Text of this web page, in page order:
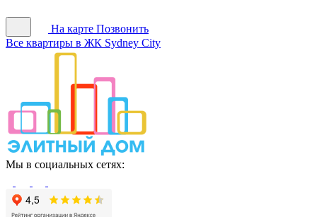
На карте Позвонить
Все квартиры в ЖК Sydney City
Мы в социальных сетях: